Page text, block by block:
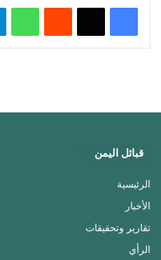
واتساب
قبائل اليمن
الرئيسية
الأخبار
تقارير وتحقيقات
الرأي